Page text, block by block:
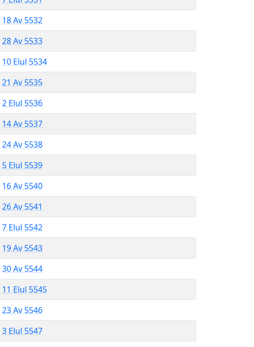
18 Av 5532
28 Av 5533
10 Elul 5534
21 Av 5535
2 Elul 5536
14 Av 5537
24 Av 5538
5 Elul 5539
16 Av 5540
26 Av 5541
7 Elul 5542
19 Av 5543
30 Av 5544
11 Elul 5545
23 Av 5546
3 Elul 5547